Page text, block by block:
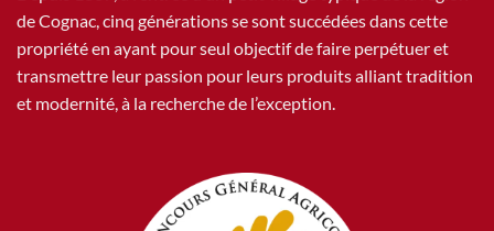
de Cognac, cinq générations se sont succédées dans cette
propriété en ayant pour seul objectif de faire perpétuer et
transmettre leur passion pour leurs produits alliant tradition
et modernité, à la recherche de l’exception.